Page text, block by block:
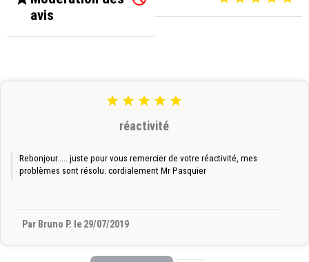
avis
    
réactivité
Rebonjour..... juste pour vous remercier de votre réactivité, mes
problèmes sont résolu. cordialement Mr Pasquier
Par Bruno P. le 29/07/2019